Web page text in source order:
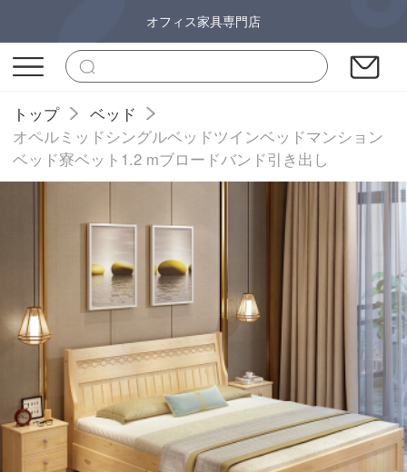
オフィス家具専門店
トップ
ベッド
オペルミッドシングルベッドツインベッドマンション
ベッド寮ベット1.2 mブロードバンド引き出し